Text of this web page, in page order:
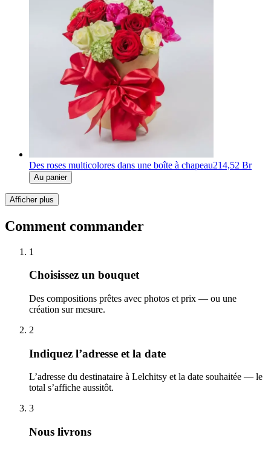
Des roses multicolores dans une boîte à chapeau214,52 Br
Au panier
Afficher plus
Comment commander
1
Choisissez un bouquet
Des compositions prêtes avec photos et prix — ou une
création sur mesure.
2
Indiquez l’adresse et la date
L’adresse du destinataire à Lelchitsy et la date souhaitée — le
total s’affiche aussitôt.
3
Nous livrons